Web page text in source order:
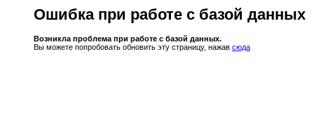
Ошибка при работе с базой данных
Возникла проблема при работе с базой данных.
Вы можете попробовать обновить эту страницу, нажав сюда